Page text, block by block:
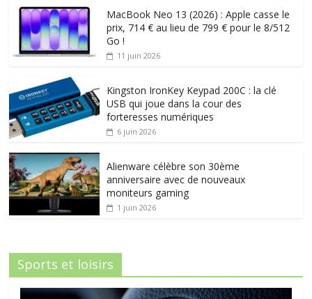
MacBook Neo 13 (2026) : Apple casse le
prix, 714 € au lieu de 799 € pour le 8/512
Go !
11 juin 2026
Kingston IronKey Keypad 200C : la clé
USB qui joue dans la cour des
forteresses numériques
6 juin 2026
Alienware célèbre son 30ème
anniversaire avec de nouveaux
moniteurs gaming
1 juin 2026
Sports et loisirs